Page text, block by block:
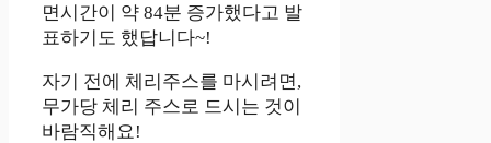
면시간이 약 84분 증가했다고 발
표하기도 했답니다~!
자기 전에 체리주스를 마시려면,
무가당 체리 주스로 드시는 것이
바람직해요!